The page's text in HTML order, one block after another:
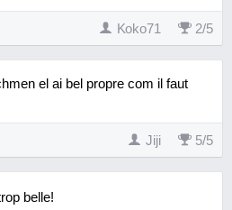
Koko71 2/5
el ai bel propre com il faut
Jiji 5/5
belle!